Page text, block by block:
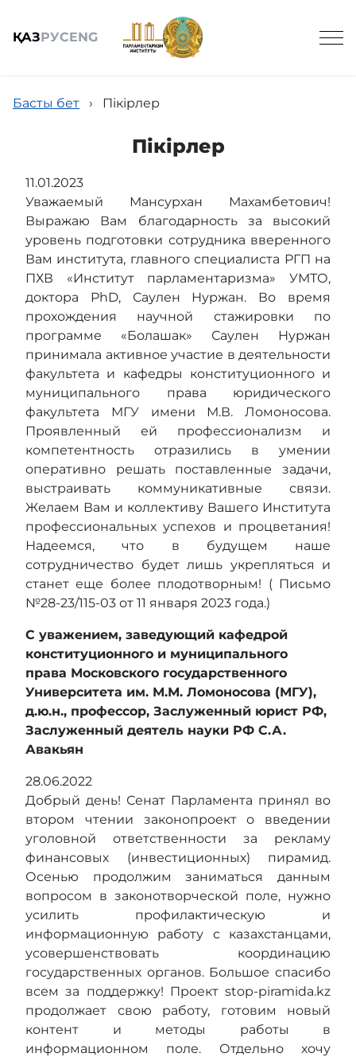
ҚАЗРУСENG
Жалпы мәлімет
Заң жобаларының құжаттары
Пресс-Орталық
Ынтымақтастық
Кері байланыс
Мәслихатпен өзара байланыс
Адалдық алаңы
Нашар көретіндерге
арналған нұсқа
Басты бет › Пікірлер
Пікірлер
11.01.2023
Уважаемый Мансурхан Махамбетович!
Выражаю Вам благодарность за высокий
уровень подготовки сотрудника вверенного
Вам института, главного специалиста РГП на
ПХВ «Институт парламентаризма» УМТО,
доктора PhD, Саулен Нуржан. Во время
прохождения научной стажировки по
программе «Болашак» Саулен Нуржан
принимала активное участие в деятельности
факультета и кафедры конституционного и
муниципального права юридического
факультета МГУ имени М.В. Ломоносова.
Проявленный ей профессионализм и
компетентность отразились в умении
оперативно решать поставленные задачи,
выстраивать коммуникативные связи.
Желаем Вам и коллективу Вашего Института
профессиональных успехов и процветания!
Надеемся, что в будущем наше
сотрудничество будет лишь укрепляться и
станет еще более плодотворным! ( Письмо
№28-23/115-03 от 11 января 2023 года.)
С уважением, заведующий кафедрой
конституционного и муниципального
права Московского государственного
Университета им. М.М. Ломоносова (МГУ),
д.ю.н., профессор, Заслуженный юрист РФ,
Заслуженный деятель науки РФ С.А.
Авакьян
28.06.2022
Добрый день! Сенат Парламента принял во
втором чтении законопроект о введении
уголовной ответственности за рекламу
финансовых (инвестиционных) пирамид.
Осенью продолжим заниматься данным
вопросом в законотворческой поле, нужно
усилить профилактическую и
информационную работу с казахстанцами,
усовершенствовать координацию
государственных органов. Большое спасибо
всем за поддержку! Проект stop-piramida.kz
продолжает свою работу, готовим новый
контент и методы работы в
информационном поле. Отдельно хочу